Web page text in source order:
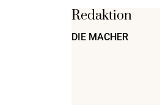
Redaktion
DIE MACHER